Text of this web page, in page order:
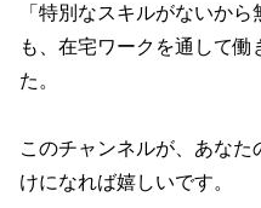
「特別なスキルがないか
も、在宅ワークを通して
た。
このチャンネルが、あな
けになれば嬉しいです。